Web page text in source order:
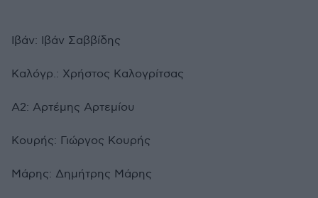
Ιβάν: Ιβάν Σαββίδης
Καλόγρ.: Χρήστος Καλογρίτσας
Α2: Αρτέμης Αρτεμίου
Κουρής: Γιώργος Κουρής
Μάρης: Δημήτρης Μάρης